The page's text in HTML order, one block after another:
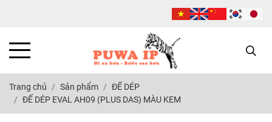
Trang chủ Sản phẩm
ĐẾ DÉP
ĐẾ DÉP EVAL AH09 (PLUS DAS) MÀU KEM